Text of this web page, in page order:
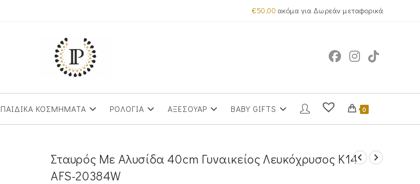
€50.00 ακόμα για Δωρεάν μεταφορικά
ΠΑΙΔΙΚΑ ΚΟΣΜΗΜΑΤΑ ΡΟΛΟΓΙΑ ΑΞΕΣΟΥΑΡ BABY GIFTS 0
Σταυρός Με Αλυσίδα 40cm Γυναικείος Λευκόχρυσος Κ14
AFS-20384W